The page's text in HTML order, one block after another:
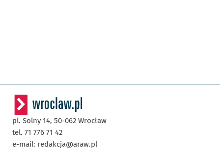
pl. Solny 14, 50-062 Wrocław
tel. 71 776 71 42
e-mail: redakcja@araw.pl